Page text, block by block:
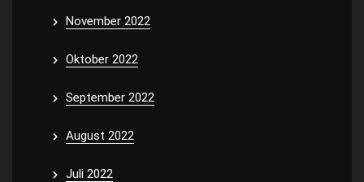
November 2022
Oktober 2022
September 2022
August 2022
Juli 2022